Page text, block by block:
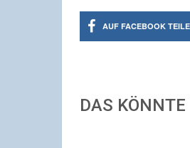
AUF FACEBOOK
DAS